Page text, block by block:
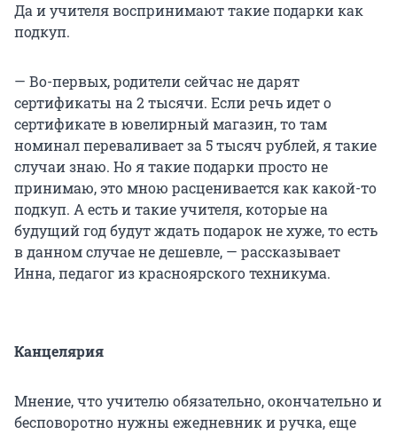
Да и учителя воспринимают такие подарки как
подкуп.
— Во-первых, родители сейчас не дарят
сертификаты на 2 тысячи. Если речь идет о
сертификате в ювелирный магазин, то там
номинал переваливает за 5 тысяч рублей, я такие
случаи знаю. Но я такие подарки просто не
принимаю, это мною расценивается как какой-то
подкуп. А есть и такие учителя, которые на
будущий год будут ждать подарок не хуже, то есть
в данном случае не дешевле, — рассказывает
Инна, педагог из красноярского техникума.
Канцелярия
Мнение, что учителю обязательно, окончательно и
бесповоротно нужны ежедневник и ручка, еще